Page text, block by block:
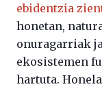
ebidentzia
honetan,
onuragarriak
ekosistemen
hartuta.